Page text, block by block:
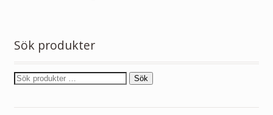
Sök produkter
Sök